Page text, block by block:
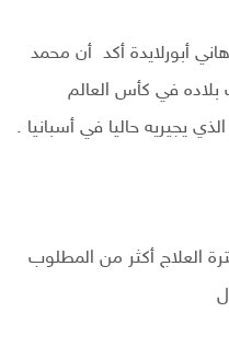
أبورلايدة أكد أن محمد
في كأس العالم
يجيريه حاليا في أسبانيا .
العلاج أكثر من المطلوب